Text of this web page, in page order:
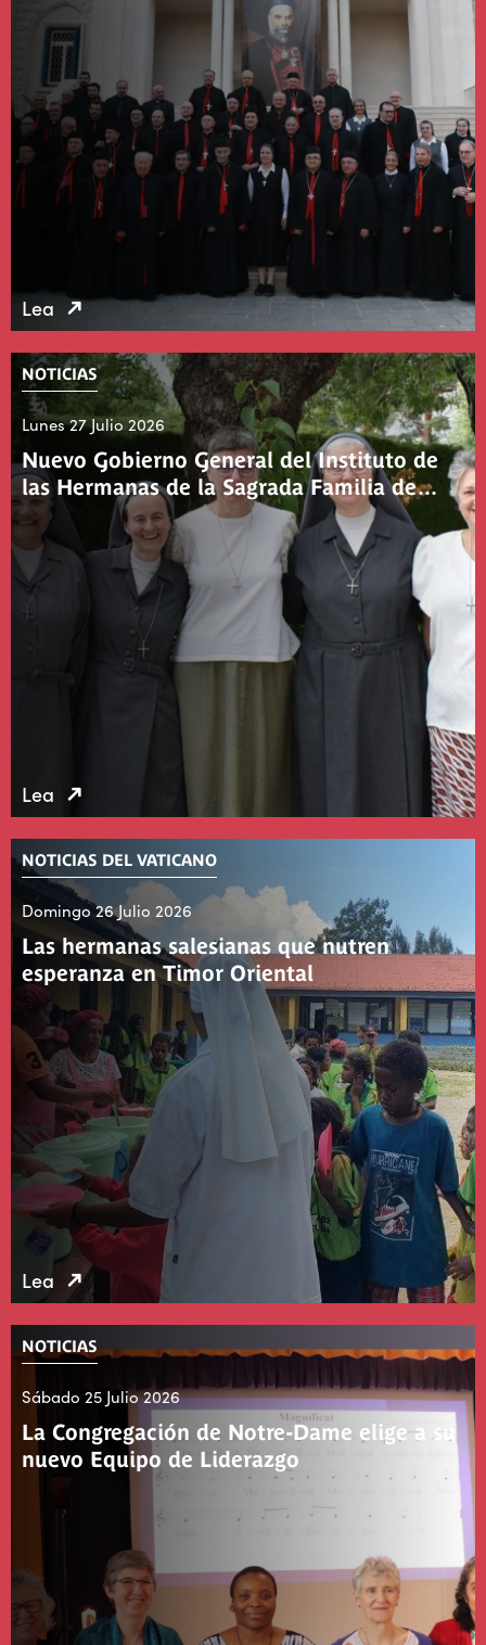
Lea
NOTICIAS
Lunes 27 Julio 2026
Nuevo Gobierno General del Instituto de
las Hermanas de la Sagrada Familia de…
Lea
NOTICIAS DEL VATICANO
Domingo 26 Julio 2026
Las hermanas salesianas que nutren
esperanza en Timor Oriental
Lea
NOTICIAS
Sábado 25 Julio 2026
La Congregación de Notre-Dame elige a su
nuevo Equipo de Liderazgo